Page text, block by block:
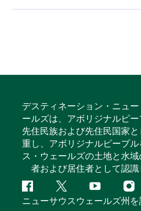
デスティネーション・ニュ
ールズは、アボリジナルピ
先住民族および先住民国家
重し、アボリジナルピープ
ス・ウェールズの土地と水
者および居住者として認識
フ
ェ
ツ
イ
ユ
ー
イ
ン
ニューサウスウェールズ州を